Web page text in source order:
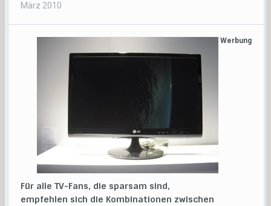
März 2010
Für alle TV-Fans, die sparsam sind,
empfehlen sich die Kombinationen zwischen
Werbung